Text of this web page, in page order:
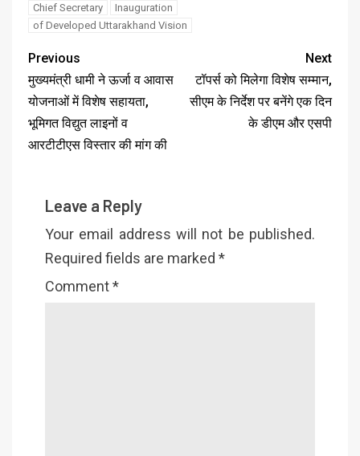
Chief Secretary
Inauguration
of Developed Uttarakhand Vision
Previous
मुख्यमंत्री धामी ने ऊर्जा व आवास
योजनाओं में विशेष सहायता,
भूमिगत विद्युत लाइनों व
आरटीटीएस विस्तार की मांग की
Next
टॉपर्स को मिलेगा विशेष सम्मान,
सीएम के निर्देश पर बनेंगे एक दिन
के डीएम और एसपी
Leave a Reply
Your email address will not be published.
Required fields are marked *
Comment*